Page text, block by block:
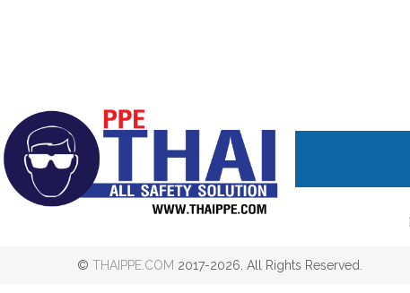
©THAIPPE.COM 2017-2026. All Rights Reserved.